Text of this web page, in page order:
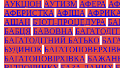
АУКЦІОН АУТИЗМ АФЕРА
АФЕРИСТКА АФІША
АШАН Б'ЮТІ-ПРОЦЕДУРА
БАБЦЯ БАВОВНА
БАГАТОДІТНИЙ БАТЬКО
БУДИНОК
БАГАТОПОВІРХІВКА